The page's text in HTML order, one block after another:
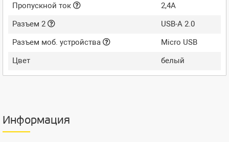
Пропускной ток
2,4A
Разъем 2
USB-A 2.0
Разъем моб. устройства
Micro USB
Цвет
белый
Информация